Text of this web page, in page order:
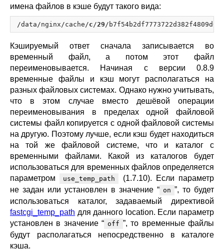
имена файлов в кэше будут такого вида:
/data/nginx/cache/c /29 /
Кэшируемый ответ сначала записывается во
временный файл, а потом этот файл
переименовывается. Начиная с версии 0.8.9
временные файлы и кэш могут располагаться на
разных файловых системах. Однако нужно учитывать,
что в этом случае вместо дешёвой операции
переименовывания в пределах одной файловой
системы файл копируется с одной файловой системы
на другую. Поэтому лучше, если кэш будет находиться
на той же файловой системе, что и каталог с
временными файлами. Какой из каталогов будет
использоваться для временных файлов определяется
параметром
use_temp_path
(1.7.10). Если параметр
не задан или установлен в значение “ on ”, то будет
использоваться каталог, задаваемый директивой
fastcgi_temp_path для данного location. Если параметр
установлен в значение “ off ”, то временные файлы
будут располагаться непосредственно в каталоге
кэша.